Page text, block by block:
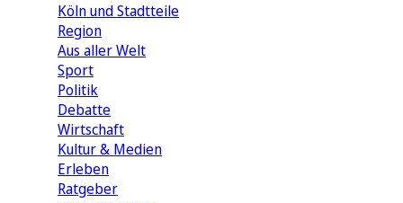
Köln und Stadtteile
Region
Aus aller Welt
Sport
Politik
Debatte
Wirtschaft
Kultur & Medien
Erleben
Ratgeber